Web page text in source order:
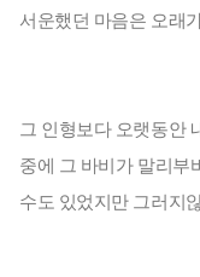
서운했던 마음은 오래
그 인형보다 오랫동안
중에 그 바비가 말리부
수도 있었지만 그러지